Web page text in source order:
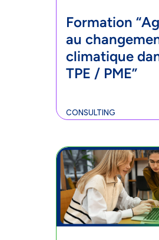
Formation
au
climatique
TPE / PME”
CONSULTING